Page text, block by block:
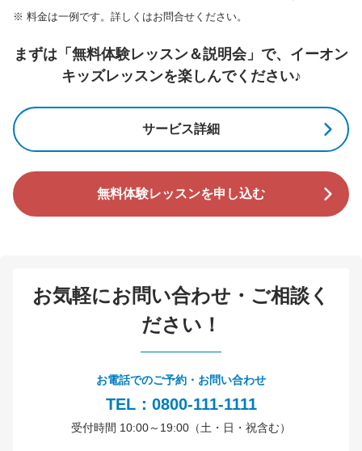
※ 料金は一例です。詳しくはお問合せください。
まずは「無料体験レッスン＆説明会」で、イーオン
キッズレッスンを楽しんでください♪
サービス詳細
無料体験レッスンを申し込む
お気軽にお問い合わせ・ご相談く
ださい！
お電話でのご予約・お問い合わせ
TEL：0800-111-1111
受付時間 10:00～19:00（土・日・祝含む）